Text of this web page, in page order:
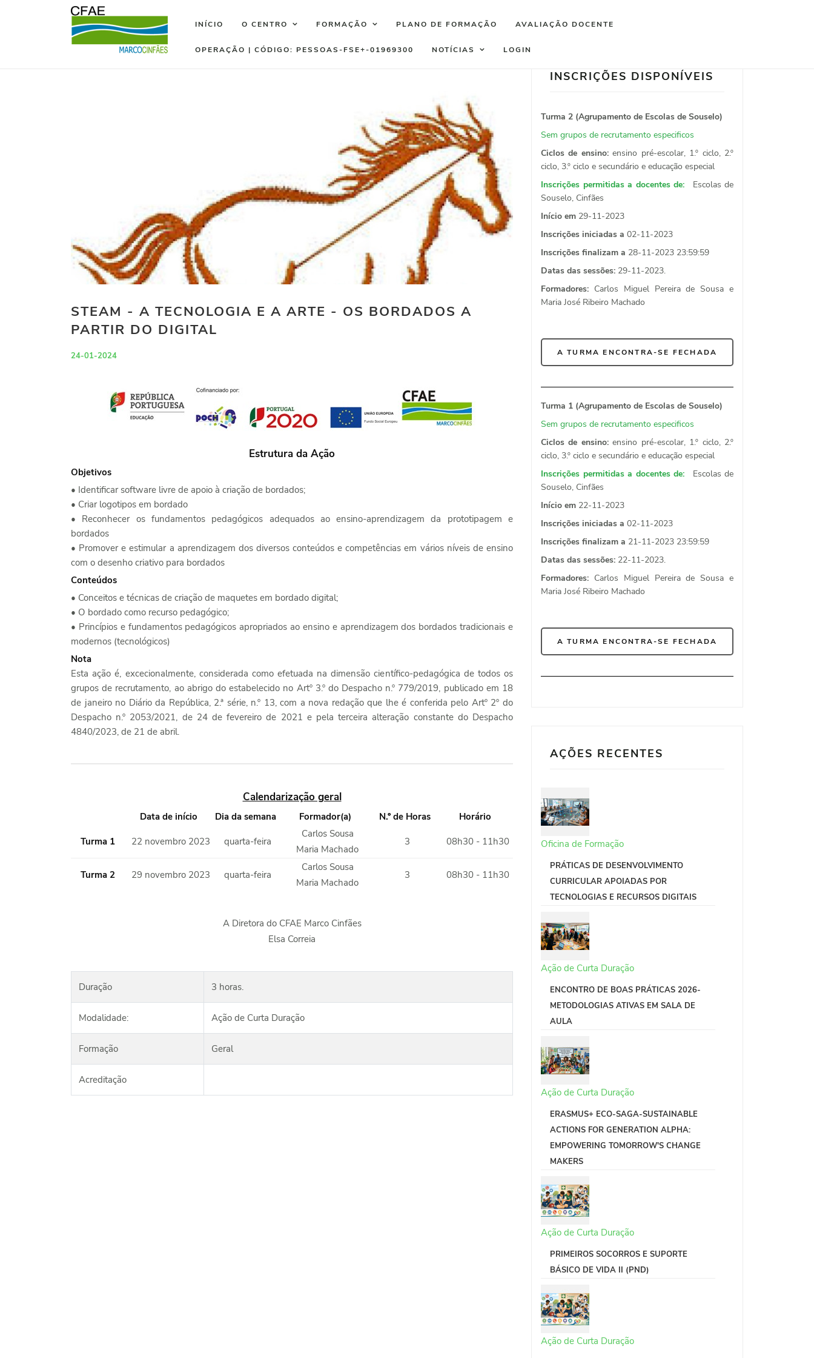
INÍCIO O CENTRO FORMAÇÃO PLANO DE FORMAÇÃO AVALIAÇÃO DOCENTE
OPERAÇÃO | CÓDIGO: PESSOAS-FSE+-01969300 NOTÍCIAS LOGIN
STEAM - A TECNOLOGIA E A ARTE - OS BORDADOS A
PARTIR DO DIGITAL
24-01-2024
Estrutura da Ação
Objetivos
• Identificar software livre de apoio à criação de bordados;
• Criar logotipos em bordado
• Reconhecer os fundamentos pedagógicos adequados ao ensino-aprendizagem da prototipagem e
bordados
• Promover e estimular a aprendizagem dos diversos conteúdos e competências em vários níveis de ensino
com o desenho criativo para bordados
Conteúdos
• Conceitos e técnicas de criação de maquetes em bordado digital;
• O bordado como recurso pedagógico;
• Princípios e fundamentos pedagógicos apropriados ao ensino e aprendizagem dos bordados tradicionais e
modernos (tecnológicos)
Nota
Esta ação é, excecionalmente, considerada como efetuada na dimensão científico-pedagógica de todos os
grupos de recrutamento, ao abrigo do estabelecido no Artº 3.º do Despacho n.º 779/2019, publicado em 18
de janeiro no Diário da República, 2.ª série, n.º 13, com a nova redação que lhe é conferida pelo Artº 2º do
Despacho n.º 2053/2021, de 24 de fevereiro de 2021 e pela terceira alteração constante do Despacho
4840/2023, de 21 de abril.
Calendarização geral
Data de início Dia da semana Formador(a) N.º de Horas Horário
Turma 1 22 novembro 2023 quarta-feira
Carlos Sousa
Maria Machado
3 08h30 - 11h30
Turma 2 29 novembro 2023 quarta-feira
Carlos Sousa
Maria Machado
3 08h30 - 11h30
A Diretora do CFAE Marco Cinfães
Elsa Correia
Duração 3 horas.
Modalidade: Ação de Curta Duração
Formação Geral
Acreditação
INSCRIÇÕES DISPONÍVEIS
Turma 2 (Agrupamento de Escolas de Souselo)
Sem grupos de recrutamento especificos
Ciclos de ensino:ensino pré-escolar, 1.º ciclo, 2.º
ciclo, 3.º ciclo e secundário e educação especial
Inscrições permitidas a docentes de:
Escolas de
Souselo, Cinfães
Início em 29-11-2023
Inscrições iniciadas a 02-11-2023
Inscrições finalizam a 28-11-2023 23:59:59
Datas das sessões: 29-11-2023.
Formadores: Carlos Miguel Pereira de Sousa e
Maria José Ribeiro Machado
A TURMA ENCONTRA-SE FECHADA
Turma 1 (Agrupamento de Escolas de Souselo)
Sem grupos de recrutamento especificos
Ciclos de ensino:ensino pré-escolar, 1.º ciclo, 2.º
ciclo, 3.º ciclo e secundário e educação especial
Inscrições permitidas a docentes de:
Escolas de
Souselo, Cinfães
Início em 22-11-2023
Inscrições iniciadas a 02-11-2023
Inscrições finalizam a 21-11-2023 23:59:59
Datas das sessões: 22-11-2023.
Formadores: Carlos Miguel Pereira de Sousa e
Maria José Ribeiro Machado
A TURMA ENCONTRA-SE FECHADA
AÇÕES RECENTES
Oficina de Formação
PRÁTICAS DE DESENVOLVIMENTO
CURRICULAR APOIADAS POR
TECNOLOGIAS E RECURSOS DIGITAIS
Ação de Curta Duração
ENCONTRO DE BOAS PRÁTICAS 2026-
METODOLOGIAS ATIVAS EM SALA DE
AULA
Ação de Curta Duração
ERASMUS+ ECO-SAGA-SUSTAINABLE
ACTIONS FOR GENERATION ALPHA:
EMPOWERING TOMORROW'S CHANGE
MAKERS
Ação de Curta Duração
PRIMEIROS SOCORROS E SUPORTE
BÁSICO DE VIDA II (PND)
Ação de Curta Duração